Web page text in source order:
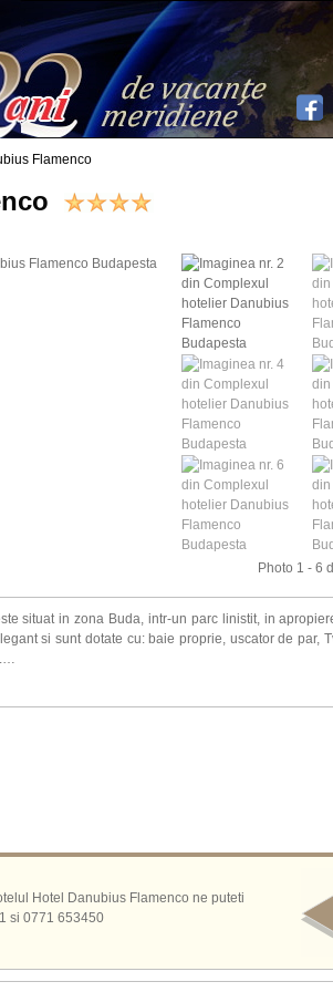
Flamenco
Photo 1 - 6
situat in zona Buda, intr-un parc linistit, in
si sunt dotate cu: baie proprie, uscator de par,
Hotel Danubius Flamenco ne puteti
si 0771 653450